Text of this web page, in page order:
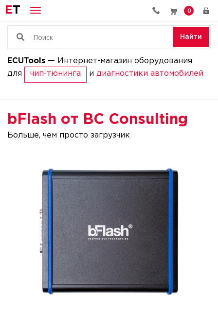
ET 0
Найти
ECUTools — Интернет-магазин оборудования
для
чип-тюнингa и диагностики автомобилей
bFlash от BC Consulting
Больше, чем просто загрузчик